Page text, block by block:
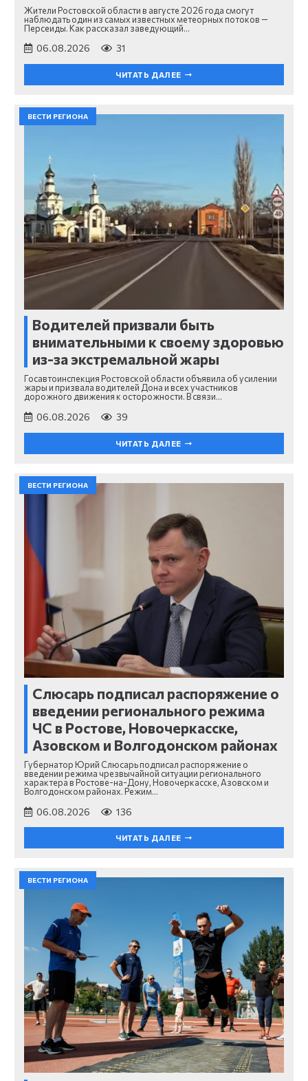
Жители Ростовской области в августе 2026 года смогут
наблюдать один из самых известных метеорных потоков —
Персеиды. Как рассказал заведующий…
06.08.2026 31
ЧИТАТЬ ДАЛЕЕ
ВЕСТИ РЕГИОНА
Водителей призвали быть
внимательными к своему здоровью
из-за экстремальной жары
Госавтоинспекция Ростовской области объявила об усилении
жары и призвала водителей Дона и всех участников
дорожного движения к осторожности. В связи…
06.08.2026 39
ЧИТАТЬ ДАЛЕЕ
ВЕСТИ РЕГИОНА
Слюсарь подписал распоряжение о
введении регионального режима
ЧС в Ростове, Новочеркасске,
Азовском и Волгодонском районах
Губернатор Юрий Слюсарь подписал распоряжение о
введении режима чрезвычайной ситуации регионального
характера в Ростове-на-Дону, Новочеркасске, Азовском и
Волгодонском районах. Режим…
06.08.2026 136
ЧИТАТЬ ДАЛЕЕ
ВЕСТИ РЕГИОНА